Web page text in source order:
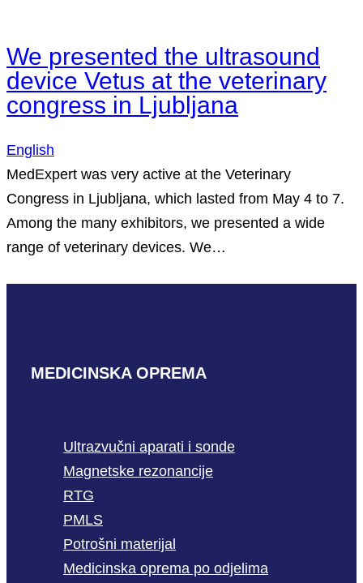
We presented the ultrasound
device Vetus at the veterinary
congress in Ljubljana
English
MedExpert was very active at the Veterinary
Congress in Ljubljana, which lasted from May 4 to 7.
Among the many exhibitors, we presented a wide
range of veterinary devices. We…
MEDICINSKA OPREMA
Ultrazvučni aparati i sonde
Magnetske rezonancije
RTG
PMLS
Potrošni materijal
Medicinska oprema po odjelima